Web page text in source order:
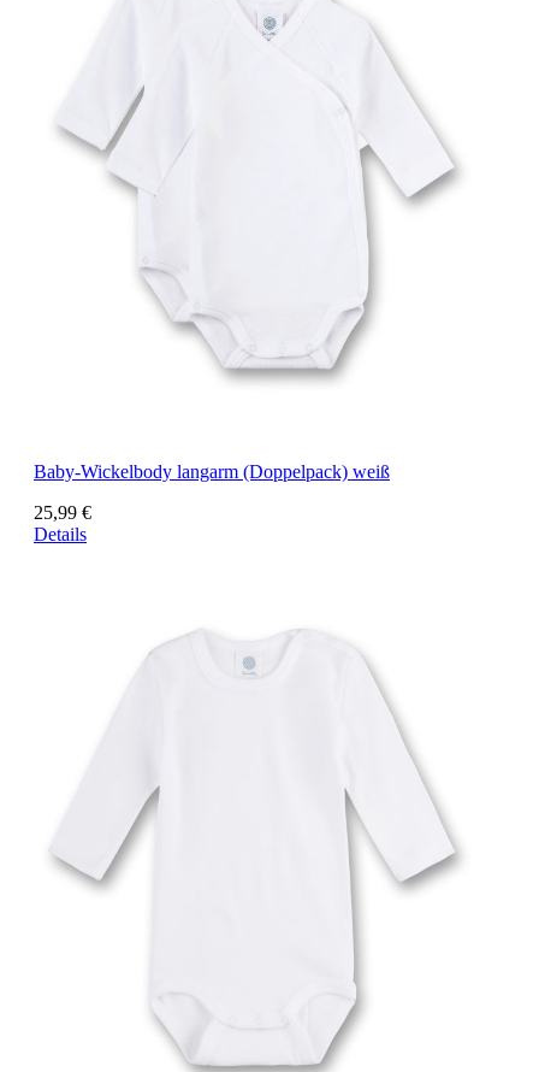
Baby-Wickelbody langarm (Doppelpack) weiß
25,99 €
Details